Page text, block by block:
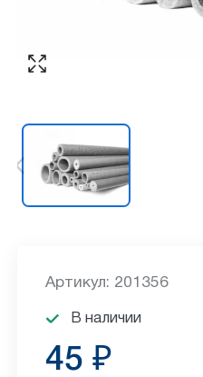
Артикул: 201356
В наличии
45 ₽